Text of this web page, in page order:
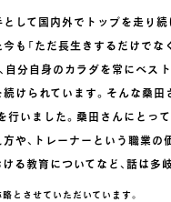
して国内外でトップを走り
も「ただ長生きするだけでな
自分自身のカラダを常にベス
けられています。そんな桑田
行いました。桑田さんにとっ
や、トレーナーという職業の
る教育についてなど、話は多
とさせていただいています。